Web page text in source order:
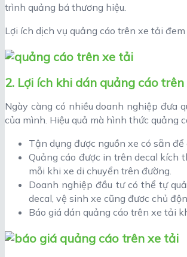
trình quảng bá thương hiệu.
Lợi ích dịch vụ quảng cáo trên xe tải
2. Lợi ích khi dán quảng cáo
Ngày càng có nhiều doanh nghiệp đưa
của mình. Hiệu quả mà hình thức quảng
Tận dụng được nguồn xe có sẵn
Quảng cáo được in trên decal kích
mỗi khi xe di chuyển trên đường.
Doanh nghiệp đầu tư có thể tự
decal, vệ sinh xe cũng đươc chủ
Báo giá dán quảng cáo trên xe tải